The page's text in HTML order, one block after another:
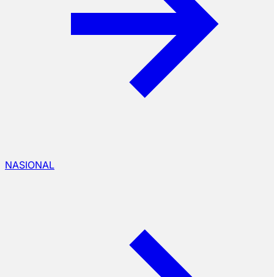
NASIONAL